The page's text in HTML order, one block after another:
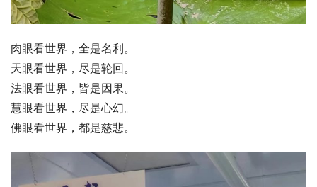
肉眼看世界，全是名利。
天眼看世界，尽是轮回。
法眼看世界，皆是因果。
慧眼看世界，尽是心幻。
佛眼看世界，都是慈悲。